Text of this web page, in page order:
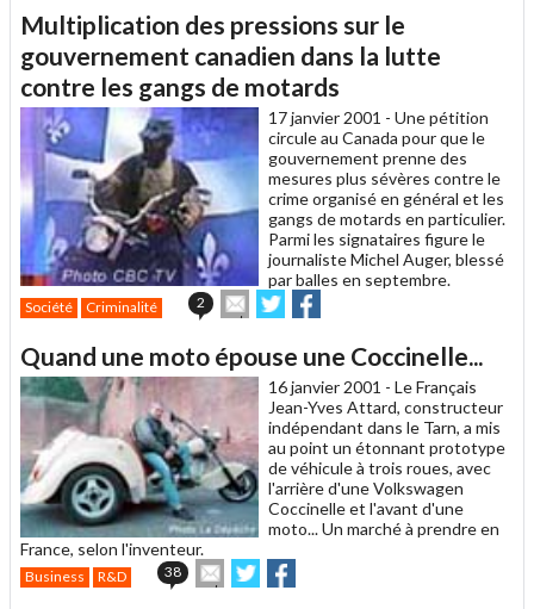
à
un
ami
Multiplication des pressions sur le
gouvernement canadien dans la lutte
contre les gangs de motards
17 janvier 2001 - Une pétition
circule au Canada pour que le
gouvernement prenne des
mesures plus sévères contre le
crime organisé en général et les
gangs de motards en particulier.
Parmi les signataires figure le
journaliste Michel Auger, blessé
par balles en septembre.
Société Criminalité 2
Envoyer
cet
à
un
ami
Partager
sur sur
Quand une moto épouse une Coccinelle...
16 janvier 2001 - Le Français
Jean-Yves Attard, constructeur
indépendant dans le Tarn, a mis
au point un étonnant prototype
de véhicule à trois roues, avec
l'arrière d'une Volkswagen
Coccinelle et l'avant d'une
moto... Un marché à prendre en
France, selon l'inventeur.
Business R&D 38
Envoyer
cet
Partager
sur sur